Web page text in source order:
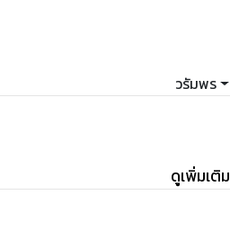
วรัมพร
ดูเพิ่มเติม